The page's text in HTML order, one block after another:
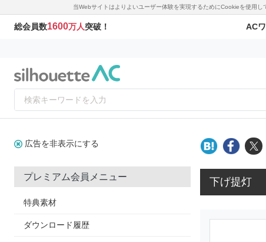
当Webサイトはよりよいユーザー体験を実現するためにCookieを使用
総会員数1600万人突破！ AC
広告を非表示にする
プレミアム会員メニュー
特典素材
ダウンロード履歴
下げ提灯